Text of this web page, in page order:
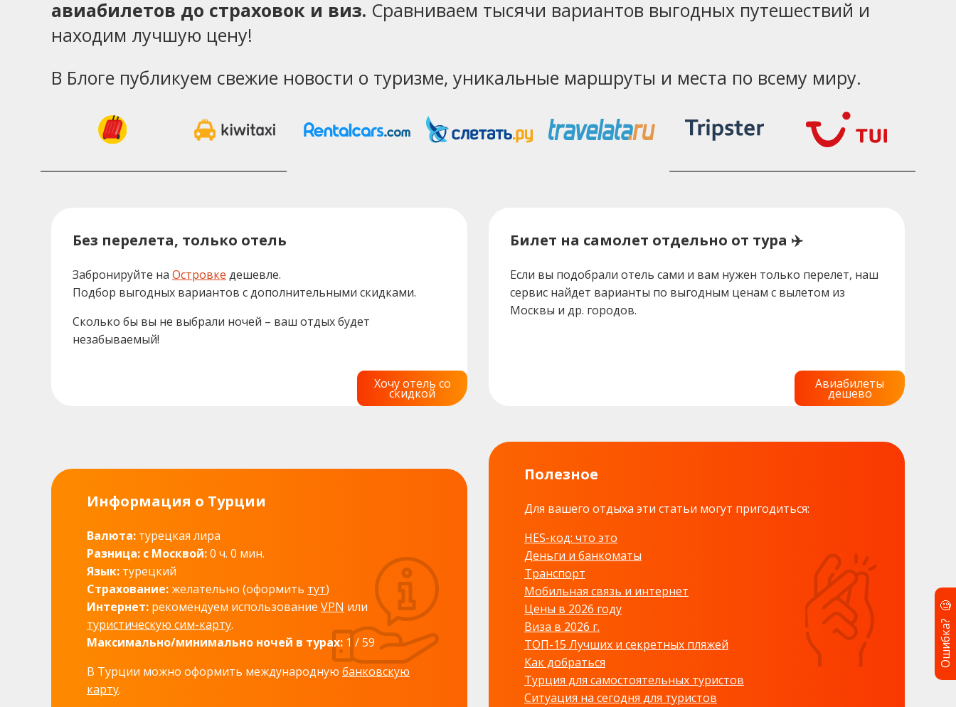
авиабилетов до страховок и виз. Сравниваем тысячи вариантов выгодных путешествий и
находим лучшую цену!
В Блоге публикуем свежие новости о туризме, уникальные маршруты и места по всему миру.
Без перелета, только отель
Забронируйте на Островке дешевле.
Подбор выгодных вариантов с дополнительными скидками.
Сколько бы вы не выбрали ночей – ваш отдых будет
незабываемый!
Хочу отель со
скидкой
Билет на самолет отдельно от тура ✈️
Если вы подобрали отель сами и вам нужен только перелет, наш
сервис найдет варианты по выгодным ценам с вылетом из
Москвы и др. городов.
Авиабилеты
дешево
Информация о Турции
Валюта: турецкая лира
Разница: с Москвой:0 ч. 0 мин.
Язык: турецкий
Страхование:желательно (оформить тут)
Интернет: рекомендуем использование VPN или
туристическую сим-карту.
Максимально/минимально ночей в турах: 1 / 59
В Турции можно оформить международную банковскую
карту.
Полезное
Для вашего отдыха эти статьи могут пригодиться:
HES-код: что это
Деньги и банкоматы
Транспорт
Мобильная связь и интернет
Цены в 2026 году
Виза в 2026 г.
ТОП-15 Лучших и секретных пляжей
Как добраться
Турция для самостоятельных туристов
Ситуация на сегодня для туристов
Ошибка?
🧐